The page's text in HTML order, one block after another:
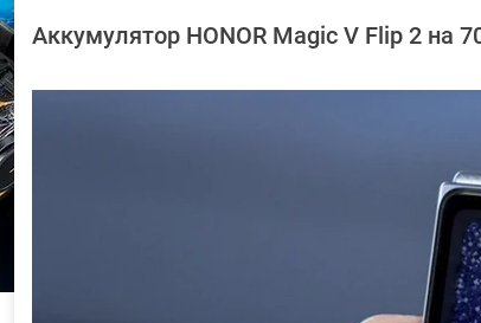
Калашников
Аккумулятор HONOR Magic V Flip 2 на